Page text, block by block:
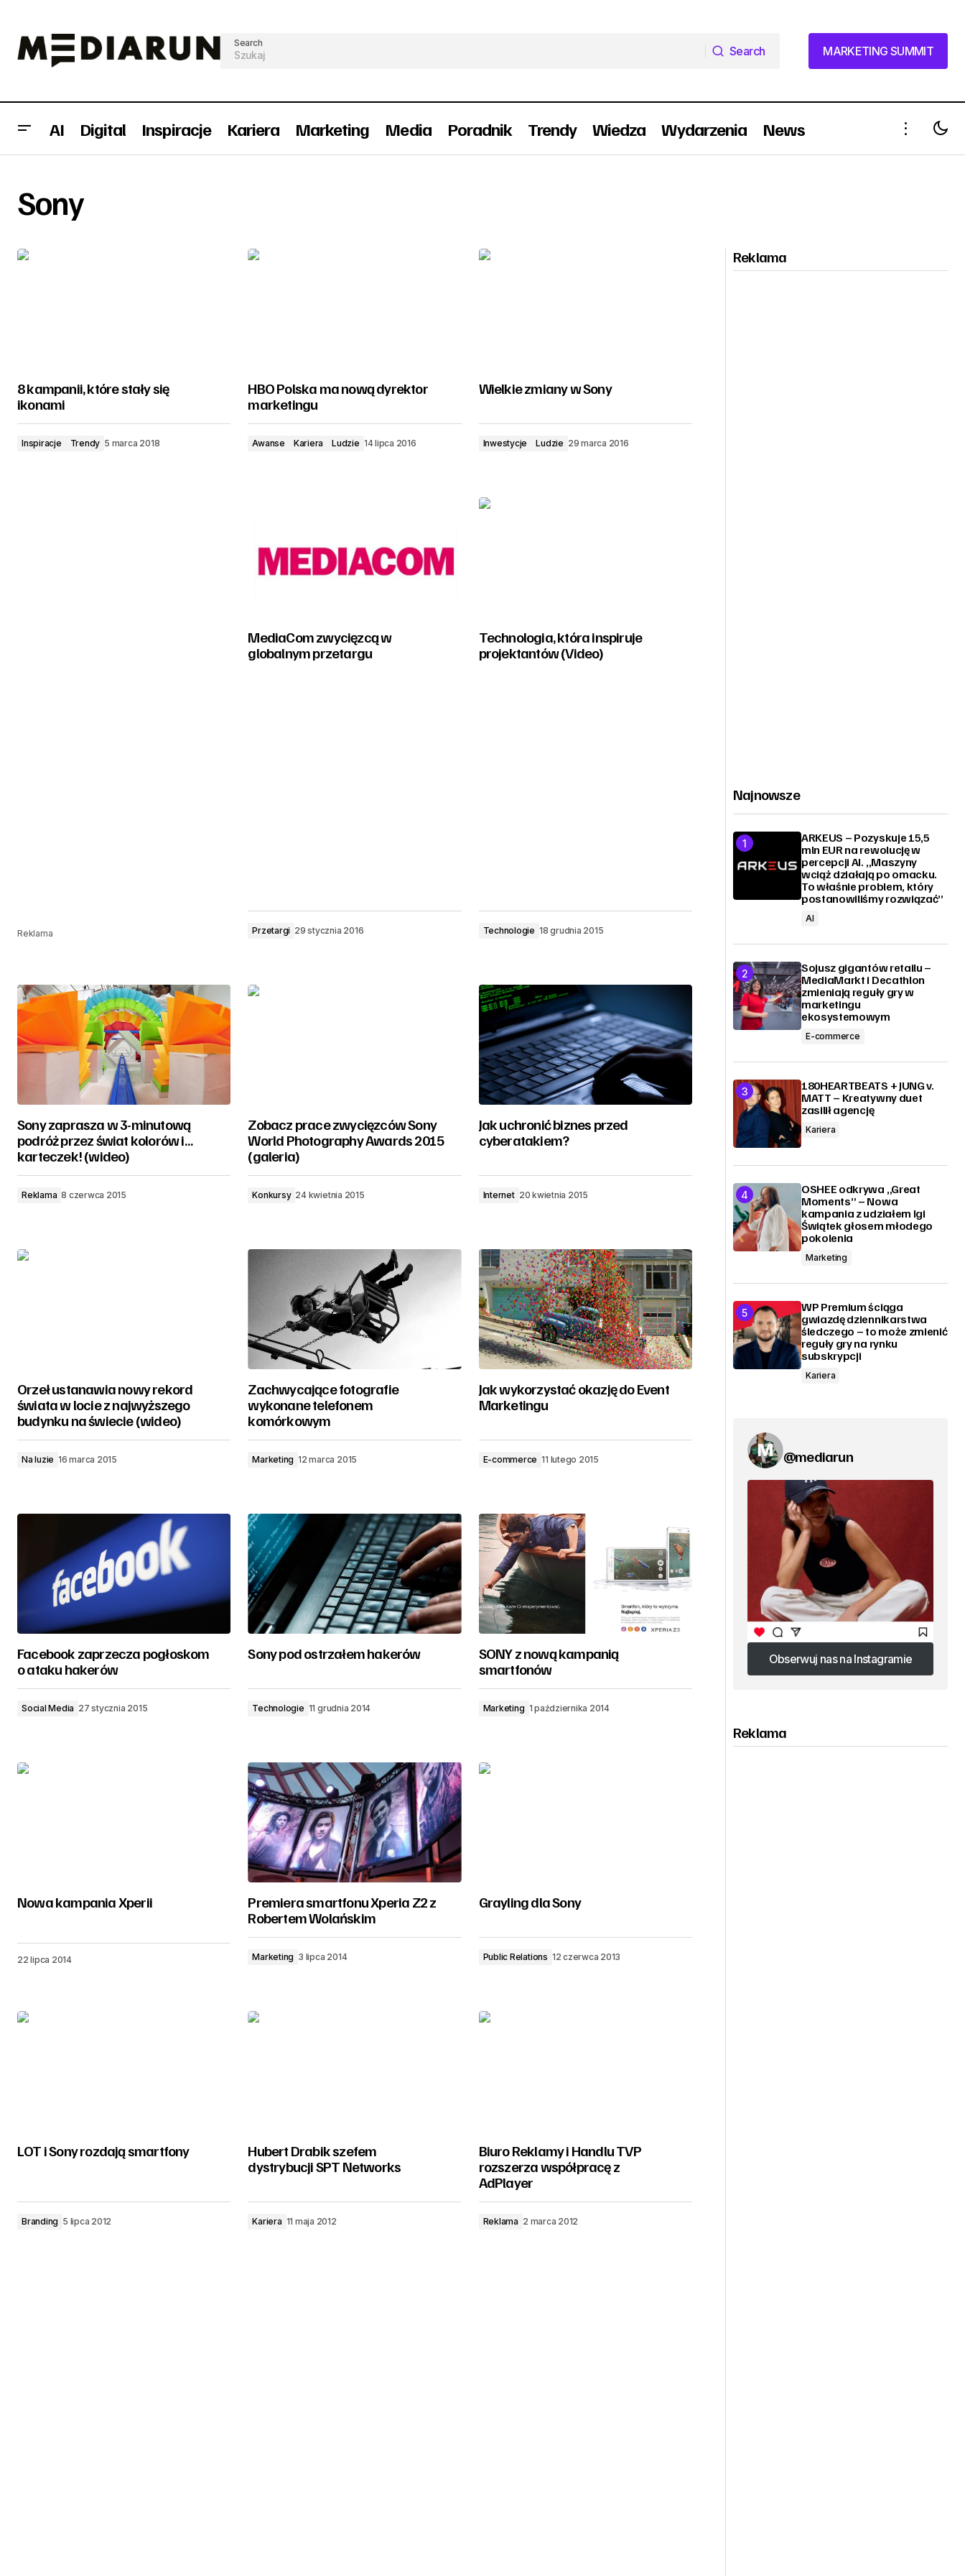
Search
Search
MARKETING SUMMIT
MARKETING SUMMIT
AI Digital Inspiracje Kariera Marketing Media Poradnik Trendy Wiedza Wydarzenia News
Sony
8 kampanii, które stały się
ikonami
Inspiracje Trendy 5 marca 2018
HBO Polska ma nową dyrektor
marketingu
Awanse Kariera Ludzie 14 lipca 2016
Wielkie zmiany w Sony
Inwestycje Ludzie 29 marca 2016
Reklama
MediaCom zwycięzcą w
globalnym przetargu
Przetargi 29 stycznia 2016
Technologia, która inspiruje
projektantów (Video)
Technologie 18 grudnia 2015
Sony zaprasza w 3-minutową
podróż przez świat kolorów i…
karteczek! (wideo)
Reklama 8 czerwca 2015
Zobacz prace zwycięzców Sony
World Photography Awards 2015
(galeria)
Konkursy 24 kwietnia 2015
Jak uchronić biznes przed
cyberatakiem?
Internet 20 kwietnia 2015
Orzeł ustanawia nowy rekord
świata w locie z najwyższego
budynku na świecie (wideo)
Na luzie 16 marca 2015
Zachwycające fotografie
wykonane telefonem
komórkowym
Marketing 12 marca 2015
Jak wykorzystać okazję do Event
Marketingu
E-commerce 11 lutego 2015
Facebook zaprzecza pogłoskom
o ataku hakerów
Social Media 27 stycznia 2015
Sony pod ostrzałem hakerów
Technologie 11 grudnia 2014
SONY z nową kampanią
smartfonów
Marketing 1 października 2014
Nowa kampania Xperii
22 lipca 2014
Premiera smartfonu Xperia Z2 z
Robertem Wolańskim
Marketing 3 lipca 2014
Grayling dla Sony
Public Relations 12 czerwca 2013
LOT i Sony rozdają smartfony
Branding 5 lipca 2012
Hubert Drabik szefem
dystrybucji SPT Networks
Kariera 11 maja 2012
Biuro Reklamy i Handlu TVP
rozszerza współpracę z
AdPlayer
Reklama 2 marca 2012
Reklama
Najnowsze
ARKEUS – Pozyskuje 15,5
mln EUR na rewolucję w
percepcji AI. „Maszyny
wciąż działają po omacku.
To właśnie problem, który
postanowiliśmy rozwiązać”
AI
Sojusz gigantów retailu –
MediaMarkt i Decathlon
zmieniają reguły gry w
marketingu
ekosystemowym
E-commerce
180HEARTBEATS + JUNG v.
MATT – Kreatywny duet
zasilił agencję
Kariera
OSHEE odkrywa „Great
Moments” – Nowa
kampania z udziałem Igi
Świątek głosem młodego
pokolenia
Marketing
WP Premium ściąga
gwiazdę dziennikarstwa
śledczego – to może zmienić
reguły gry na rynku
subskrypcji
Kariera
@mediarun
Obserwuj nas na Instagramie
Obserwuj nas na Instagramie
Reklama